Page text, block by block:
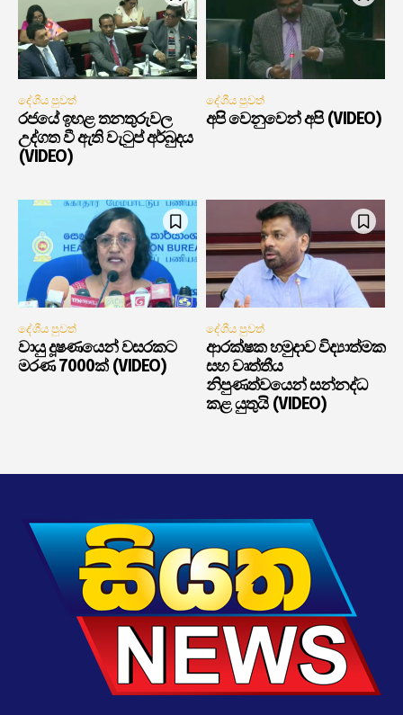
දේශීය පුවත්
රජයේ ඉහළ තනතුරුවල
උද්ගත වී ඇති වැටුප් අර්බුදය
(VIDEO)
දේශීය පුවත්
අපි වෙනුවෙන් අපි (VIDEO)
දේශීය පුවත්
වායු දූෂණයෙන් වසරකට
මරණ 7000ක් (VIDEO)
දේශීය පුවත්
ආරක්ෂක හමුදාව විද්‍යාත්මක
සහ වෘත්තීය
නිපුණත්වයෙන් සන්නද්ධ
කළ යුතුයි (VIDEO)